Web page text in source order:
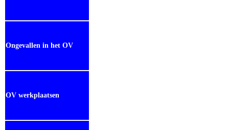
Ongevallen in het OV
OV werkplaatsen